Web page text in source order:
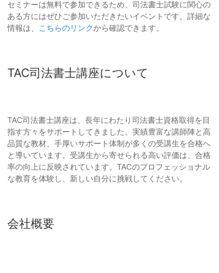
セミナーは無料で参加できるため、司法書士試験に関心の
ある方にはぜひご参加いただきたいイベントです。詳細な
情報は、 こちらのリンクから確認できます。
TAC司法書士講座について
TAC司法書士講座は、長年にわたり司法書士資格取得を目
指す方々をサポートしてきました。実績豊富な講師陣と高
品質な教材、手厚いサポート体制が多くの受講生を合格へ
と導いています。受講生から寄せられる高い評価は、合格
率の向上に反映されています。TACのプロフェッショナル
な教育を体験し、新しい自分に挑戦してください。
会社概要